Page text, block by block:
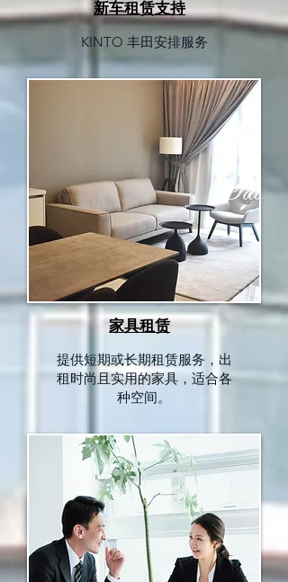
新车租赁支持
KINTO 丰田安排服务
家具租赁
提供短期或长期租赁服务，出
租时尚且实用的家具，适合各
种空间。